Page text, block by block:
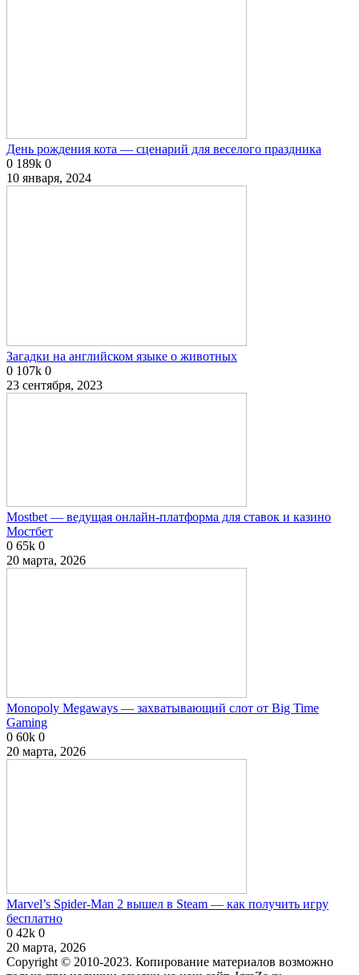
День рождения кота — сценарий для веселого праздника
0 189k 0
10 января, 2024
Загадки на английском языке о животных
0 107k 0
23 сентября, 2023
Mostbet — ведущая онлайн-платформа для ставок и казино
Мостбет
0 65k 0
20 марта, 2026
Monopoly Megaways — захватывающий слот от Big Time
Gaming
0 60k 0
20 марта, 2026
Marvel’s Spider-Man 2 вышел в Steam — как получить игру
бесплатно
0 42k 0
20 марта, 2026
Copyright © 2010-2023. Копирование материалов возможно